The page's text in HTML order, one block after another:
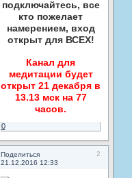
подключайтесь, все
кто пожелает
намерением, вход
открыт для ВСЕХ!
Канал для
медитации будет
открыт 21 декабря в
13.13 мск на 77
часов.
0
Поделиться
2
21.12.2016 12:33